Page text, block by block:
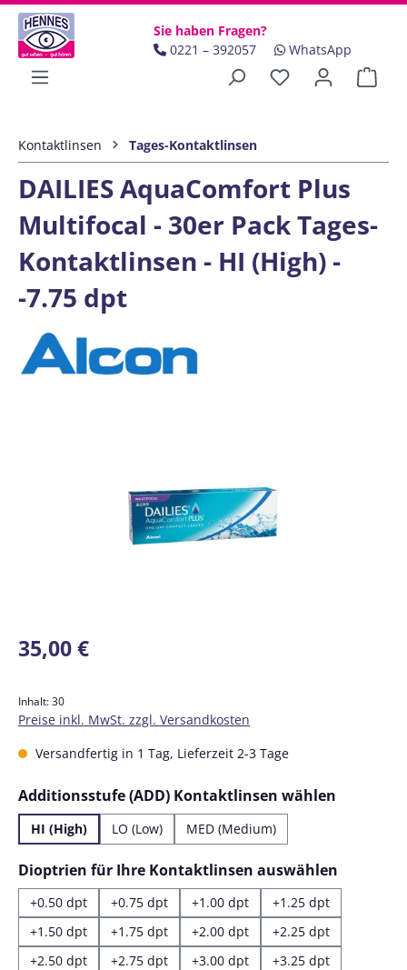
Zum Hauptinhalt springen
Sie haben Fragen?
0221 – 392057
WhatsApp
Kontaktlinsen Tages-Kontaktlinsen
DAILIES AquaComfort Plus
Multifocal - 30er Pack Tages-
Kontaktlinsen - HI (High) -
-7.75 dpt
Regulärer Preis:
35,00 €
Inhalt:30
Preise inkl. MwSt. zzgl. Versandkosten
Versandfertig in 1 Tag, Lieferzeit 2-3 Tage
Additionsstufe (ADD) Kontaktlinsen wählen
HI (High) LO (Low) MED (Medium)
Dioptrien für Ihre Kontaktlinsen auswählen
+0.50 dpt +0.75 dpt +1.00 dpt
+1.25 dpt
+1.50 dpt
+1.75 dpt +2.00 dpt
+2.25 dpt
+2.50 dpt
+2.75 dpt +3.00 dpt
+3.25 dpt